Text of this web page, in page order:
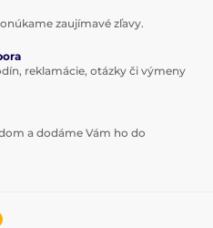
zaujímavé zľavy.
reklamácie, otázky či výmeny
a dodáme Vám ho do